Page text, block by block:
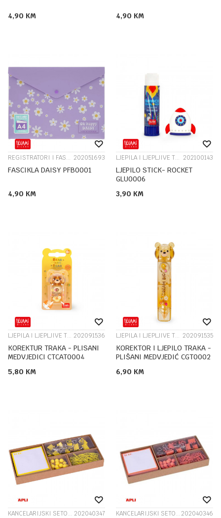
4,90 KM 4,90 KM
REGISTRATORI I FASCIKLE 202051693
FASCIKLA DAISY PFB0001
4,90 KM
LJEPILA I LJEPLJIVE TRAKE 202100143
LJEPILO STICK- ROCKET
GLU0006
3,90 KM
LJEPILA I LJEPLJIVE TRAKE 202091536
KOREKTUR TRAKA - PLISANI
MEDVJEDICI CTCAT0004
5,80 KM
LJEPILA I LJEPLJIVE TRAKE 202091535
KOREKTOR I LJEPILO TRAKA -
PLIŠANI MEDVJEDIĆ CGT0002
6,90 KM
KANCELARIJSKI SETOVI I STALCI 202040347 KANCELARIJSKI SETOVI I STALCI202040346